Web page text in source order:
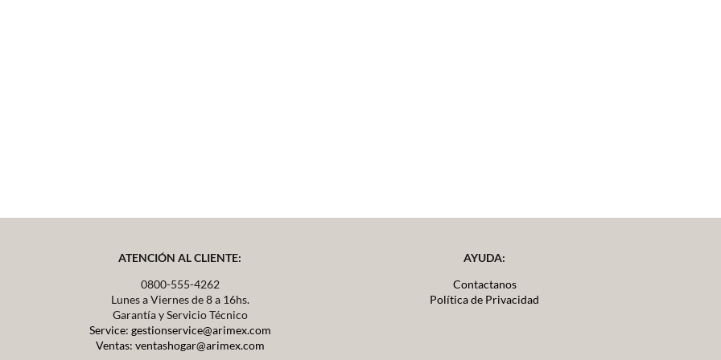
ATENCIÓN AL CLIENTE:
0800-555-4262
Lunes a Viernes de 8 a 16hs.
Garantía y Servicio Técnico
Service: gestionservice@arimex.com
Ventas: ventashogar@arimex.com
AYUDA:
Contactanos
Política de Privacidad